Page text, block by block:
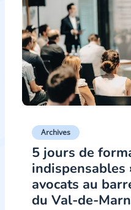
Archives
5 jours de
indispensables
avocats au
du Val-de-